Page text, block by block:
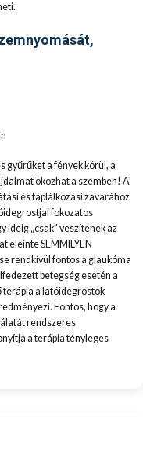
gyűrűket a fények körül, a
okozhat a szemben! A
és táplálkozási zavarához
fokozatos
ideig „csak" veszítenek az
eleinte SEMMILYEN
rendkívül fontos a glaukóma
betegség esetén a
terápia a látóidegrostok
Fontos, hogy a
rendszeres
a terápia tényleges